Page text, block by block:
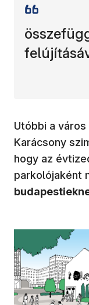
Utóbbi a
Karácsony
hogy az
parkolójaként